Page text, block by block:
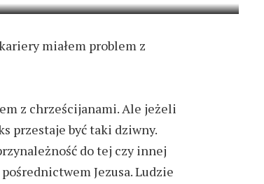
miałem problem z
z chrześcijanami. Ale jeżeli
przestaje być taki dziwny.
do tej czy innej
Jezusa. Ludzie